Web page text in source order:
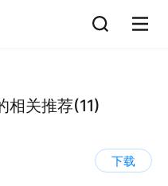
相关推荐(11)
下载